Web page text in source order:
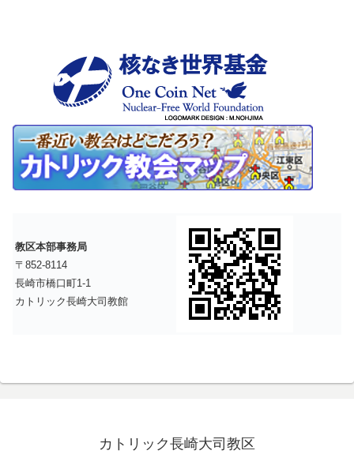
教区本部事務局
〒852-8114
長崎市橋口町1-1
カトリック長崎大司教館
カトリック長崎大司教区